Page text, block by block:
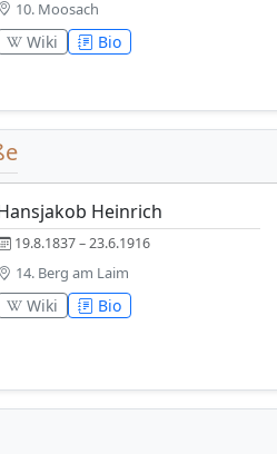
10. Moosach
Wiki Bio
Heinrich
19.8.1837 – 23.6.1916
14. Berg am Laim
Wiki Bio